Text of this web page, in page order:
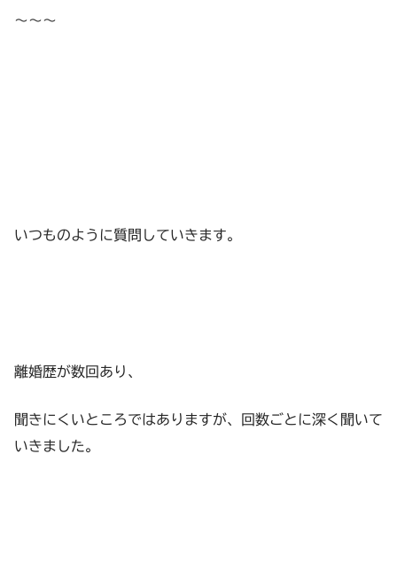
〜〜〜
いつものように質問していきます。
離婚歴が数回あり、
聞きにくいところではありますが、回数ごとに深く聞いて
いきました。